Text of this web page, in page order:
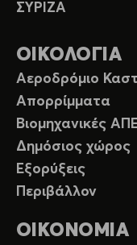
ΣΥΡΙΖΑ
ΟΙΚΟΛΟΓΙΑ
Αεροδρόμιο
Απορρίμματα
Βιομηχανικές
Δημόσιος χώρος
Εξορύξεις
Περιβάλλον
ΟΙΚΟΝΟΜΙΑ